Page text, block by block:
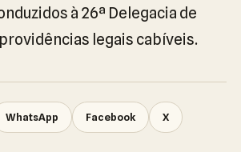
à 26ª Delegacia de
legais cabíveis.
WhatsApp Facebook X